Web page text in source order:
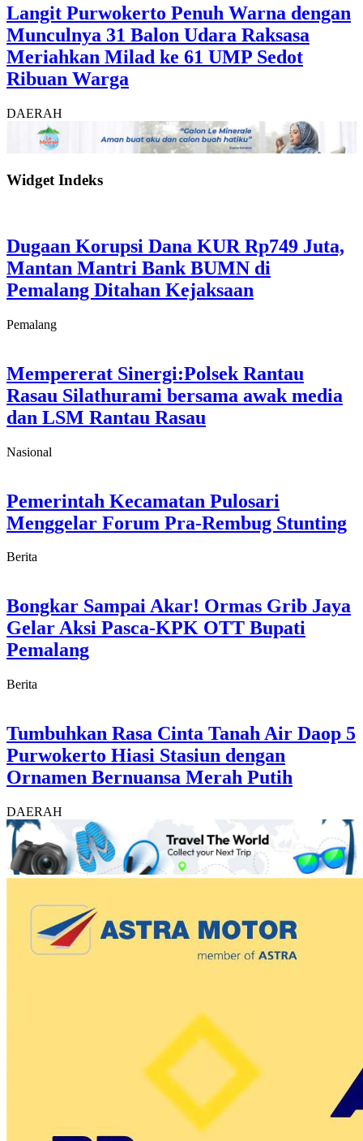
Langit Purwokerto Penuh Warna dengan
Munculnya 31 Balon Udara Raksasa
Meriahkan Milad ke 61 UMP Sedot
Ribuan Warga
DAERAH
Widget Indeks
Dugaan Korupsi Dana KUR Rp749 Juta,
Mantan Mantri Bank BUMN di
Pemalang Ditahan Kejaksaan
Pemalang
Mempererat Sinergi:Polsek Rantau
Rasau Silathurami bersama awak media
dan LSM Rantau Rasau
Nasional
Pemerintah Kecamatan Pulosari
Menggelar Forum Pra-Rembug Stunting
Berita
Bongkar Sampai Akar! Ormas Grib Jaya
Gelar Aksi Pasca-KPK OTT Bupati
Pemalang
Berita
Tumbuhkan Rasa Cinta Tanah Air Daop 5
Purwokerto Hiasi Stasiun dengan
Ornamen Bernuansa Merah Putih
DAERAH